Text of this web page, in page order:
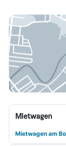
Mietwagen
Mietwagen am